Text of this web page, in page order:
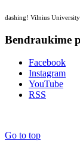
dashing! Vilnius
Bendraukime
Facebook
Instagram
YouTube
RSS
Go to top